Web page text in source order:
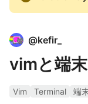
@kefir_
vimと端
Vim Terminal
端